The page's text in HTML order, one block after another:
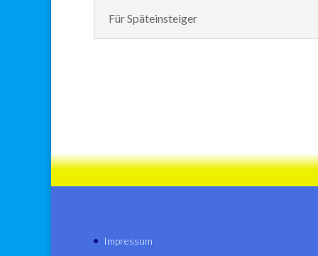
Für Späteinsteiger
Impressum